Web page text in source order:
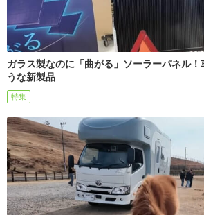
ガラス製なのに「曲がる」ソーラーパネル
うな新製品
特集